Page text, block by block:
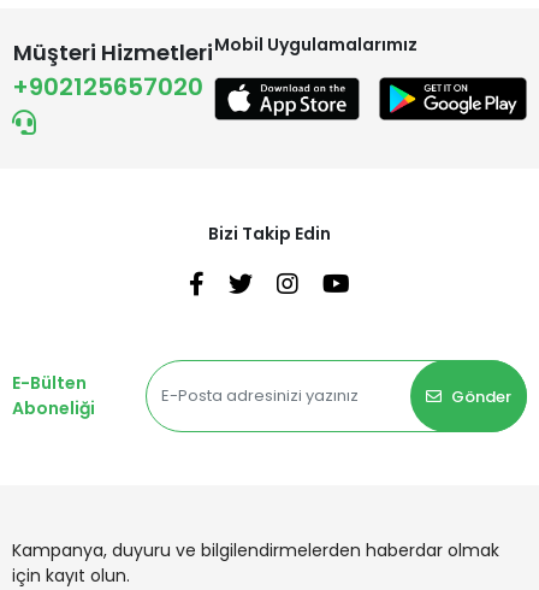
Müşteri Hizmetleri
+902125657020
Mobil Uygulamalarımız
Bizi Takip Edin
E-Bülten
Aboneliği
Gönder
Kampanya, duyuru ve bilgilendirmelerden haberdar olmak
için kayıt olun.